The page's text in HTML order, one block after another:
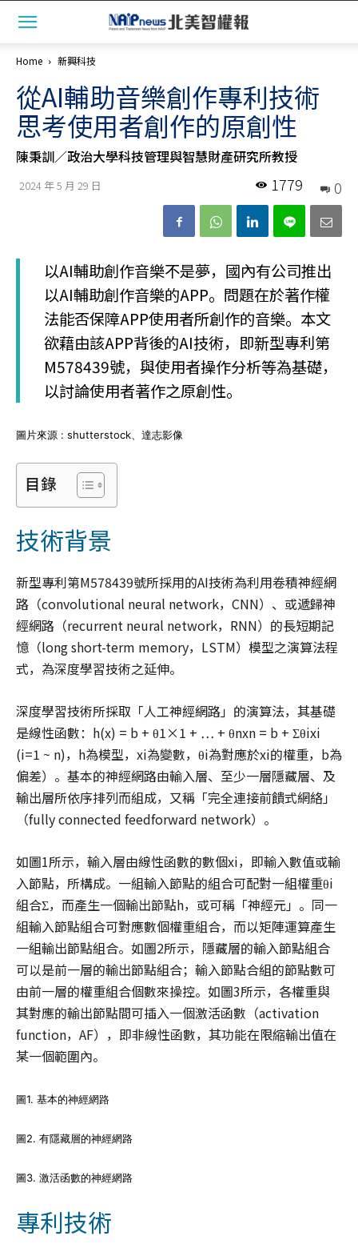
Home 新興科技
從AI輔助音樂創作專利技術
思考使用者創作的原創性
陳秉訓／政治大學科技管理與智慧財產研究所教授
2024 年 5 月 29 日 0
1779
以AI輔助創作音樂不是夢，國內有公司推出
以AI輔助創作音樂的APP。問題在於著作權
法能否保障APP使用者所創作的音樂。本文
欲藉由該APP背後的AI技術，即新型專利第
M578439號，與使用者操作分析等為基礎，
以討論使用者著作之原創性。
圖片來源 : shutterstock、達志影像
目錄
技術背景
新型專利第M578439號所採用的AI技術為利用卷積神經網
路（convolutional neural network，CNN）、或遞歸神
經網路（recurrent neural network，RNN）的長短期記
憶（long short-term memory，LSTM）模型之演算法程
式，為深度學習技術之延伸。
深度學習技術所採取「人工神經網路」的演算法，其基礎
是線性函數：h(x) = b + θ1×1 + … + θnxn = b + Σθixi
(i=1 ~ n)，h為模型，xi為變數，θi為對應於xi的權重，b為
偏差）。基本的神經網路由輸入層、至少一層隱藏層、及
輸出層所依序排列而組成，又稱「完全連接前饋式網絡」
（fully connected feedforward network）。
如圖1所示，輸入層由線性函數的數個xi，即輸入數值或輸
入節點，所構成。一組輸入節點的組合可配對一組權重θi
組合Σ，而產生一個輸出節點h，或可稱「神經元」。同一
組輸入節點組合可對應數個權重組合，而以矩陣運算產生
一組輸出節點組合。如圖2所示，隱藏層的輸入節點組合
可以是前一層的輸出節點組合；輸入節點合組的節點數可
由前一層的權重組合個數來操控。如圖3所示，各權重與
其對應的輸出節點間可插入一個激活函數（activation
function，AF），即非線性函數，其功能在限縮輸出值在
某一個範圍內。
圖1. 基本的神經網路
圖2. 有隱藏層的神經網路
圖3. 激活函數的神經網路
專利技術